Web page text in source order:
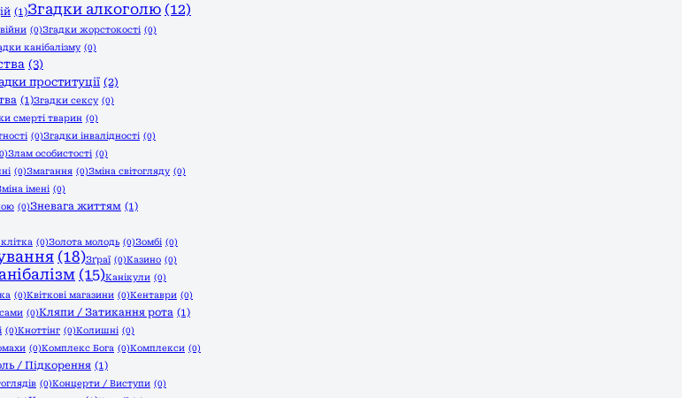
(1)Згадки алкоголю (12)
(0)Згадки жорстокості (0)
канібалізму (0)
(3)
проституції (2)
(1)Згадки сексу (0)
смерті тварин (0)
(0)Згадки інвалідності (0)
Злам особистості (0)
(0)Змагання (0)Зміна світогляду (0)
імені (0)
(0)Зневага життям (1)
(0)Золота молодь (0)Зомбі (0)
(18)Зґраї (0)Казино (0)
(15)Канікули (0)
(0)Квіткові магазини (0)Кентаври (0)
(0)Кляпи / Затикання рота (1)
(0)Кноттінг (0)Колишні (0)
(0)Комплекс Бога (0)Комплекси (0)
/ Підкорення (1)
(0)Концерти / Виступи (0)